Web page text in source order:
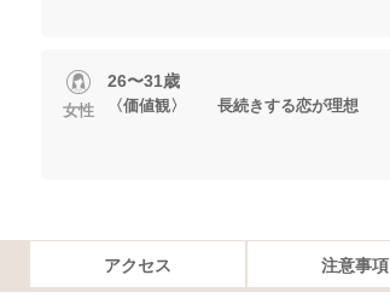
女性
26〜31歳
〈価値観〉 長続きする恋が理想
アクセス 注意事項